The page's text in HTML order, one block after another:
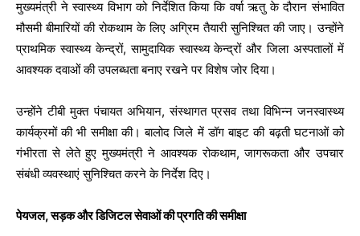
मुख्यमंत्री ने स्वास्थ्य विभाग को निर्देशित किया कि वर्षा ऋतु के दौरान संभावित
मौसमी बीमारियों की रोकथाम के लिए अग्रिम तैयारी सुनिश्चित की जाए। उन्होंने
प्राथमिक स्वास्थ्य केन्द्रों, सामुदायिक स्वास्थ्य केन्द्रों और जिला अस्पतालों में
आवश्यक दवाओं की उपलब्धता बनाए रखने पर विशेष जोर दिया।
उन्होंने टीबी मुक्त पंचायत अभियान, संस्थागत प्रसव तथा विभिन्न जनस्वास्थ्य
कार्यक्रमों की भी समीक्षा की। बालोद जिले में डॉग बाइट की बढ़ती घटनाओं को
गंभीरता से लेते हुए मुख्यमंत्री ने आवश्यक रोकथाम, जागरूकता और उपचार
संबंधी व्यवस्थाएं सुनिश्चित करने के निर्देश दिए।
पेयजल, सड़क और डिजिटल सेवाओं की प्रगति की समीक्षा